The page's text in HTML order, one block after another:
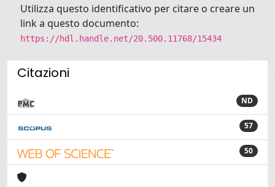
Utilizza questo identificativo per citare o creare un
link a questo documento:
https://hdl.handle.net/20.500.11768/15434
Citazioni
ND
57
50